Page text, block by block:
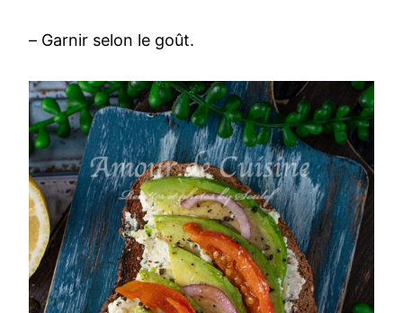
– Garnir selon le goût.